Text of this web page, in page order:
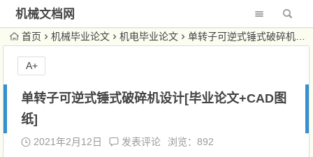
机械文档网
首页 机械毕业论文 机电毕业论文 单转子可逆式锤式破碎机设计[毕业论文+CAD图纸]
单转子可逆式锤式破碎机设计[毕业论文+CAD图
纸]
2021年2月12日 发表评论 浏览：892
A+